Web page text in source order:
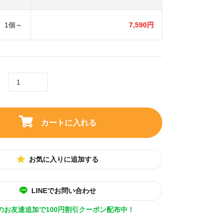
1個～ 7,590円
カートに入れる
お気に入りに追加する
LINEでお問い合わせ
お友達追加で100円割引クーポン配布中！